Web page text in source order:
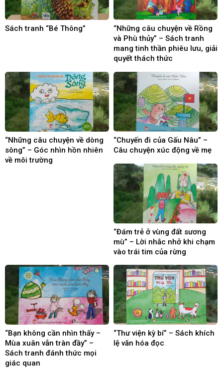
Sách tranh “Bé Thông”
“Những câu chuyện về Rồng
và Phù thủy” – Sách tranh
mang tinh thần phiêu lưu, giải
quyết thách thức
“Những câu chuyện về dòng
sông” – Góc nhìn hồn nhiên
về môi trường
“Chuyến đi của Gấu Nâu” –
Câu chuyện xúc động về mẹ
“Đám trẻ ở vùng đất sương
mù” – Lời nhắc nhở khi chạm
vào trái tim của rừng
“Bạn không cần nhìn thấy –
Mùa xuân vẫn tràn đầy” –
Sách tranh đánh thức mọi
giác quan
“Thư viện kỳ bí” – Sách khích
lệ văn hóa đọc